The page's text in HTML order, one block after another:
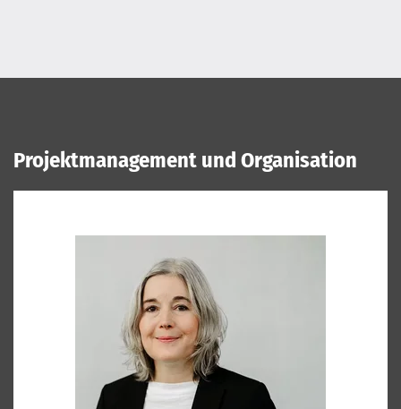
Projektmanagement und Organisation